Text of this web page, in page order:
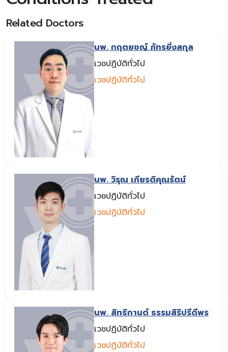
Related Doctors
นพ. กฤตยชญ์ ภัทรยิ่งสกุล
เวชปฏิบัติทั่วไป
เวชปฏิบัติทั่วไป
นพ. วิรุณ เกียรติคุณรัตน์
เวชปฏิบัติทั่วไป
เวชปฏิบัติทั่วไป
นพ. สิทธิกานต์ ธรรมสิริปรีดีพร
เวชปฏิบัติทั่วไป
เวชปฏิบัติทั่วไป